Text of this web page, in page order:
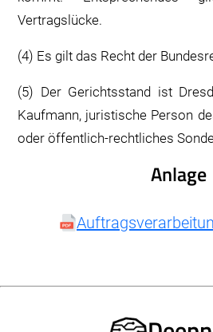
Vertragslücke.
(4) Es gilt das Recht der
(5) Der Gerichtsstand ist
Kaufmann, juristische Person
oder öffentlich-rechtliches
Anlage